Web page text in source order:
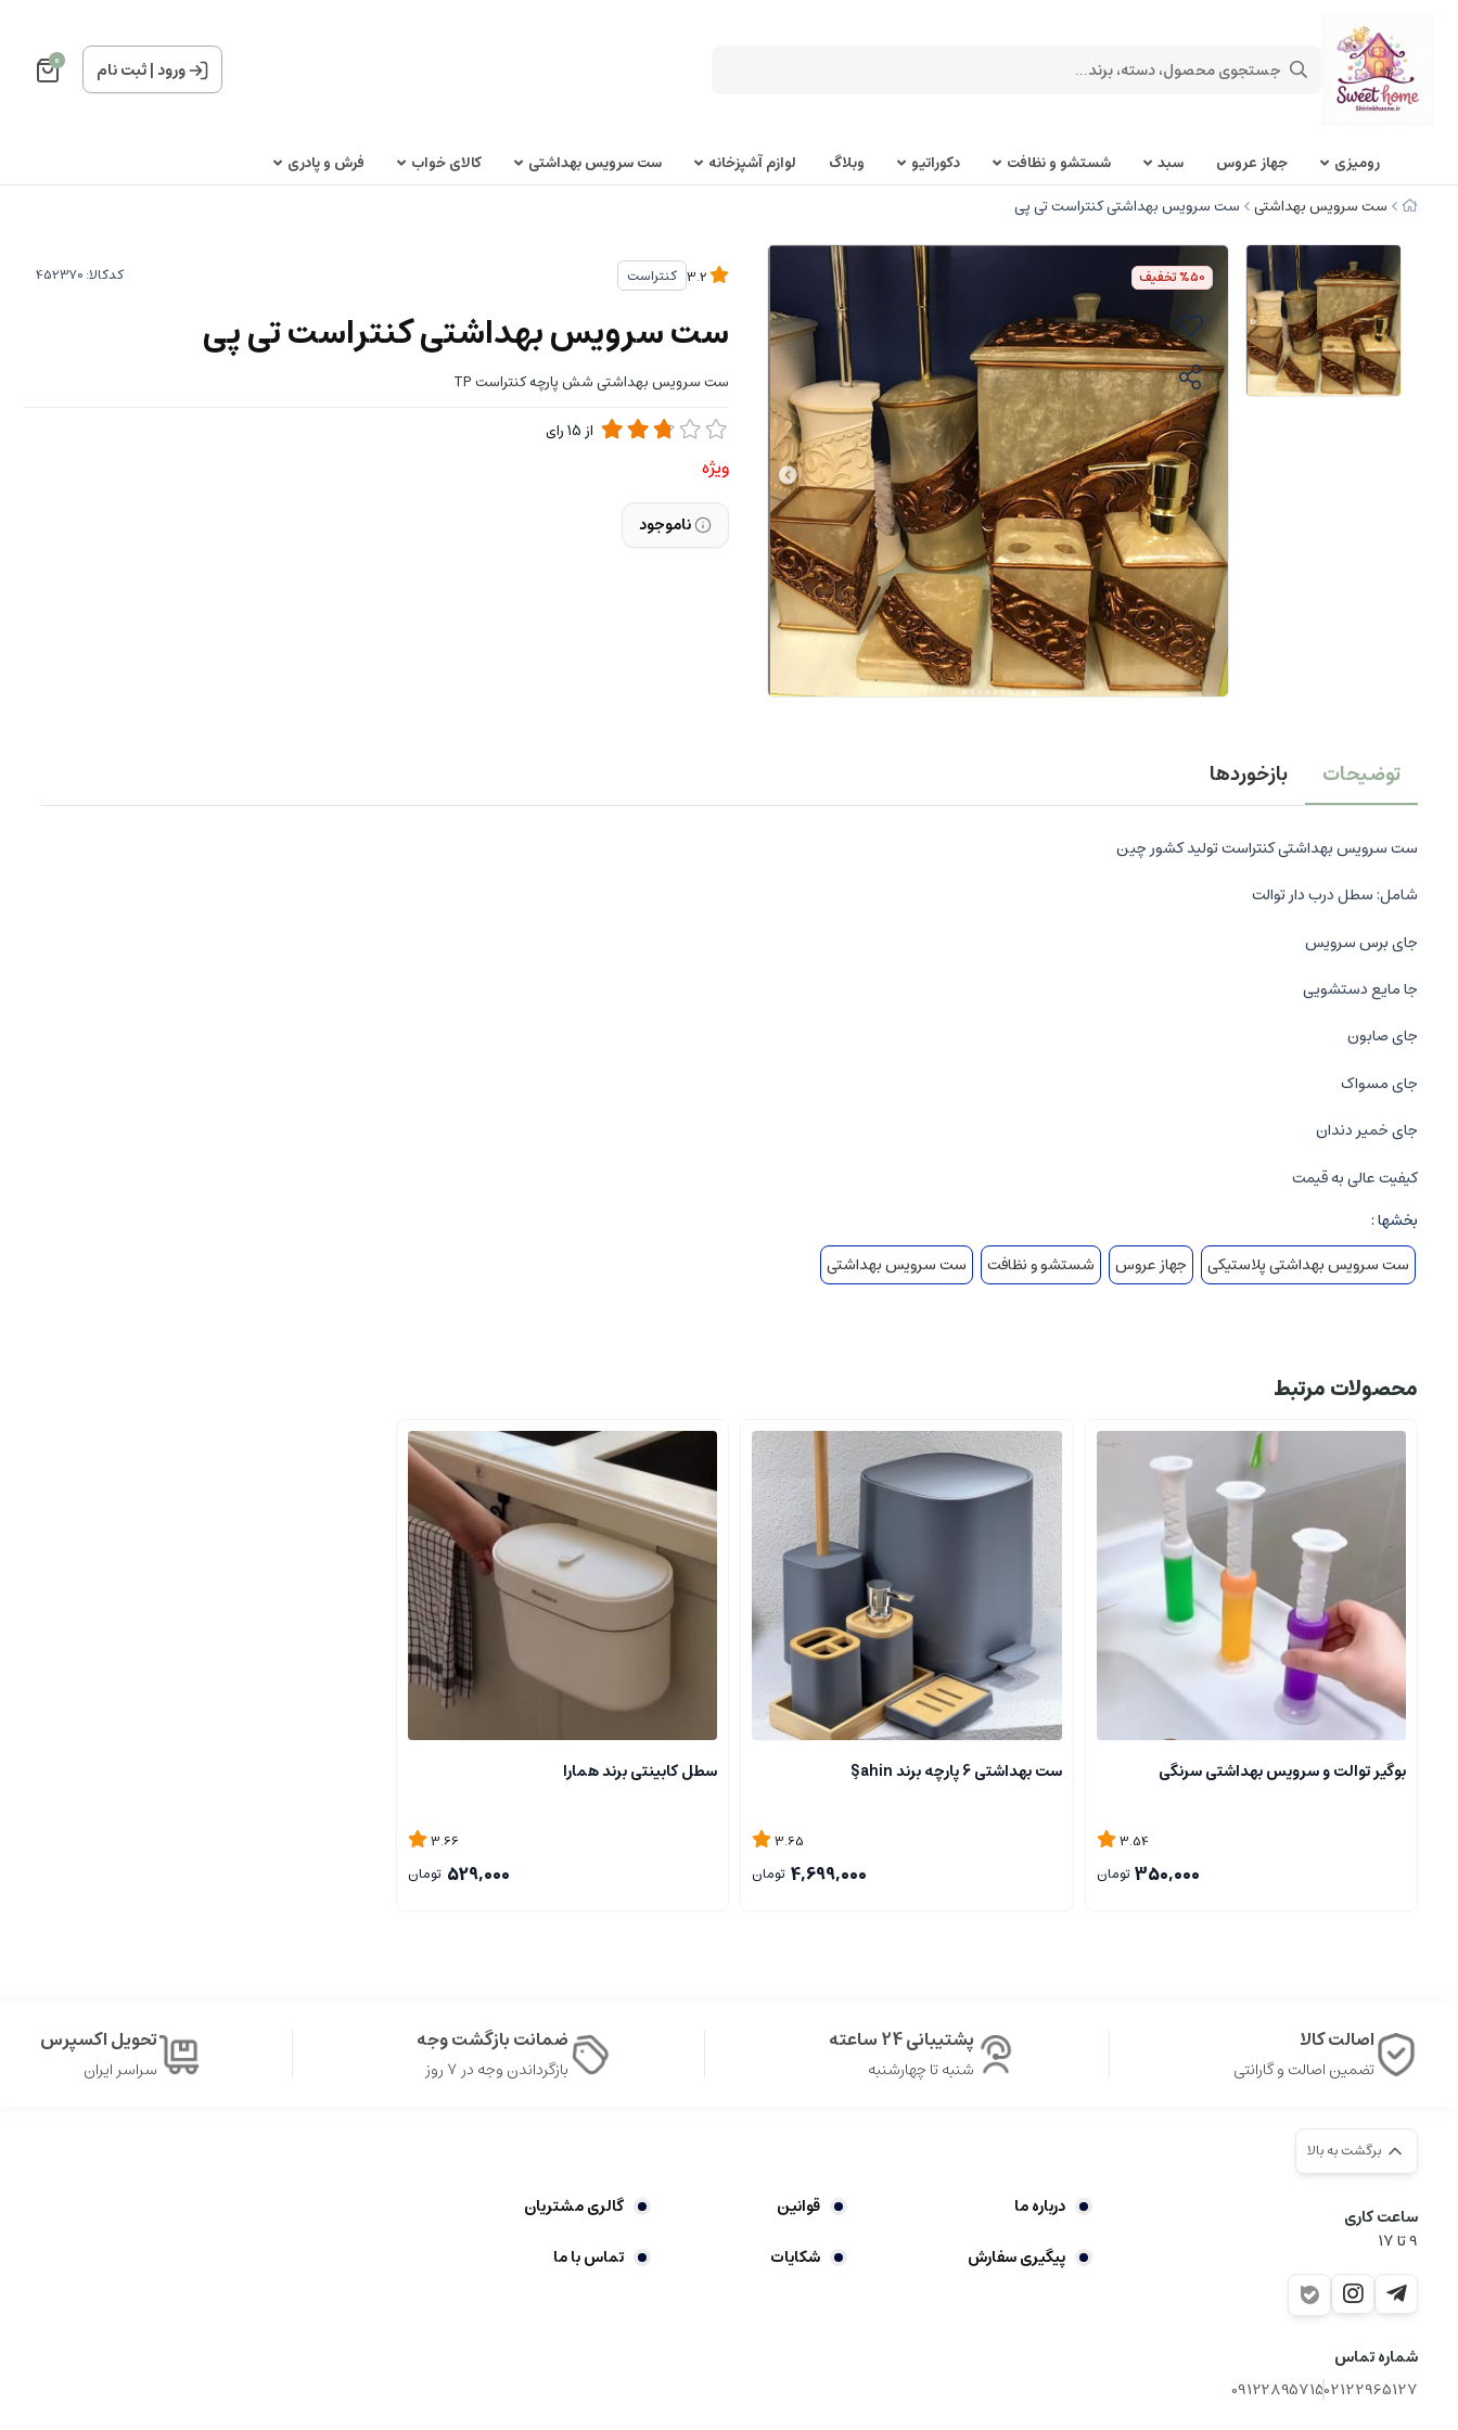
ورود|ثبت نام 0
روميزی جهاز عروس سبد شستشو و نظافت دکوراتیو وبلاگ لوازم آشپزخانه ست سرویس بهداشتی کالای خواب
فرش و پادری
ست سرویس بهداشتی
ست سرویس بهداشتی کنتراست تی پی
%50تخفیف کنتراست کدکالا:
ست سرویس بهداشتی کنتراست تی پی
ست سرویس بهداشتی شش پارچه کنتراست TP
از15رای
ویژه
ناموجود
توضیحات بازخوردها
ست سرویس بهداشتی کنتراست تولید کشور چین
شامل: سطل درب دار توالت
جای برس سرویس
جا مایع دستشویی
جای صابون
جای مسواک
جای خمیر دندان
کیفیت عالی به قیمت
بخشها :
ست سرویس بهداشتی پلاستیکی
جهاز عروس شستشو و نظافت ست سرویس بهداشتی
محصولات مرتبط
بوگیر توالت و سرویس بهداشتی سرنگی
3.54
350,000 تومان
ست بهداشتی 6 پارچه برند Şahin
3.65
4,699,000 تومان
سطل کابینتی برند همارا
3.66
529,000 تومان
اصالت کالا
تضمین اصالت و گارانتی
پشتیبانی 24 ساعته
شنبه تا چهارشنبه
ضمانت بازگشت وجه
بازگرداندن وجه در ۷ روز
تحویل اکسپرس
سراسر ایران
برگشت به بالا
ساعت کاری
9‌ تا ۱۷
شماره تماس
02122965127
09122895715
درباره ما قوانین
گالری مشتریان
پیگیری سفارش
شکایات تماس با ما